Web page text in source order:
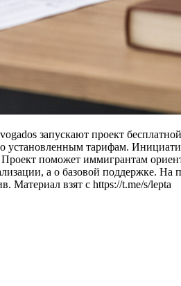
запускают проект
установленным тарифам.
поможет иммигрантам
а о базовой поддержке.
Материал взят с https://t.me/s/lepta